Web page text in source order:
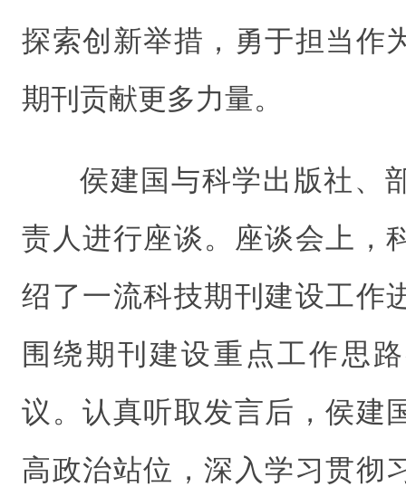
探索创新举措，勇于担当作
期刊贡献更多力量。
侯建国与科学出版社、
责人进行座谈。座谈会上，
绍了一流科技期刊建设工作
围绕期刊建设重点工作思
议。认真听取发言后，侯建
高政治站位，深入学习贯彻